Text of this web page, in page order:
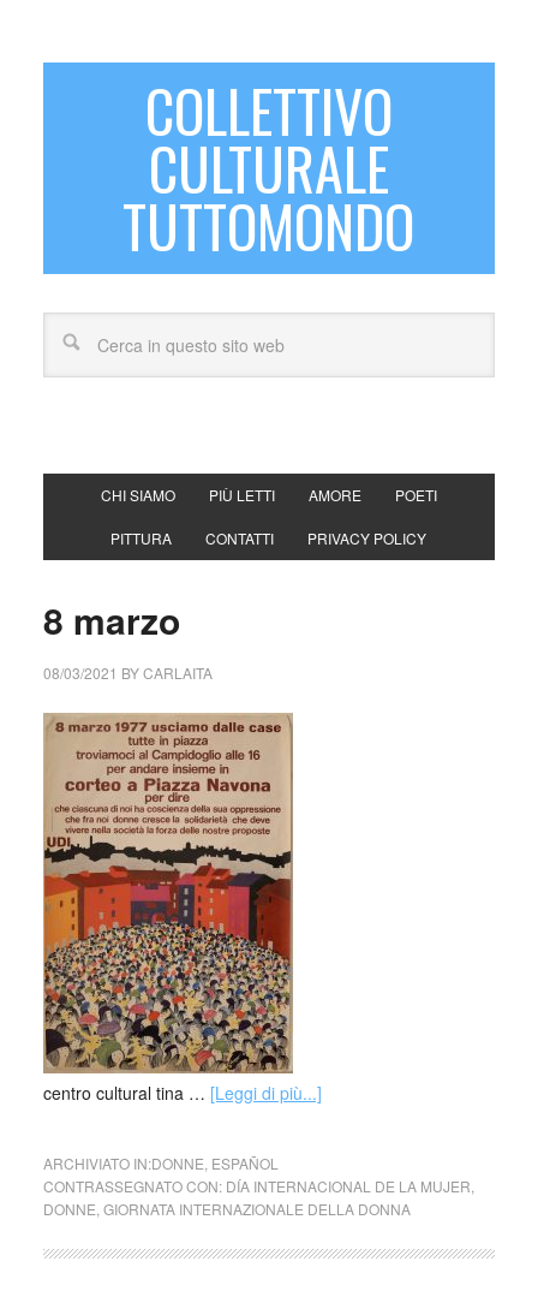
COLLETTIVO
CULTURALE
TUTTOMONDO
CHI SIAMO PIÙ LETTI AMORE POETI
PITTURA CONTATTI PRIVACY POLICY
8 marzo
08/03/2021 BYCARLAITA
centro cultural tina … [Leggi di più...]
ARCHIVIATO IN:DONNE ESPAÑOL
CONTRASSEGNATO CON: DÍA INTERNACIONAL DE LA MUJER
DONNE GIORNATA INTERNAZIONALE DELLA DONNA